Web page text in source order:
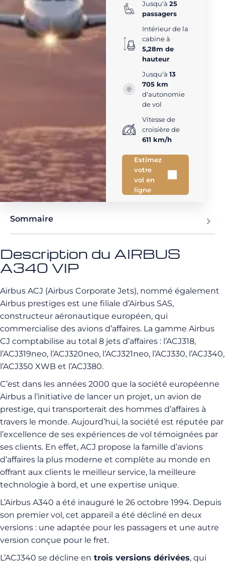
Jusqu'à 25
passagers
Intérieur de la
cabine à
5,28m de
hauteur
Jusqu'à 13
705 km
d'autonomie
de vol
Vitesse de
croisière de
611 km/h
Estimez
votre
vol en
ligne
Sommaire
Description du AIRBUS
A340 VIP
Airbus ACJ (Airbus Corporate Jets), nommé également
Airbus prestiges est une filiale d’Airbus SAS,
constructeur aéronautique européen, qui
commercialise des avions d’affaires. La gamme Airbus
CJ comptabilise au total 8 jets d’affaires : l’ACJ318,
l’ACJ319neo, l’ACJ320neo, l’ACJ321neo, l’ACJ330, l’ACJ340,
l’ACJ350 XWB et l’ACJ380.
C’est dans les années 2000 que la société européenne
Airbus a l’initiative de lancer un projet, un avion de
prestige, qui transporterait des hommes d’affaires à
travers le monde. Aujourd’hui, la société est réputée par
l’excellence de ses expériences de vol témoignées par
ses clients. En effet, ACJ propose la famille d’avions
d’affaires la plus moderne et complète au monde en
offrant aux clients le meilleur service, la meilleure
technologie à bord, et une expertise unique.
L’Airbus A340 a été inauguré le 26 octobre 1994. Depuis
son premier vol, cet appareil a été décliné en deux
versions : une adaptée pour les passagers et une autre
version conçue pour le fret.
L’ACJ340 se décline en trois versions dérivées, qui